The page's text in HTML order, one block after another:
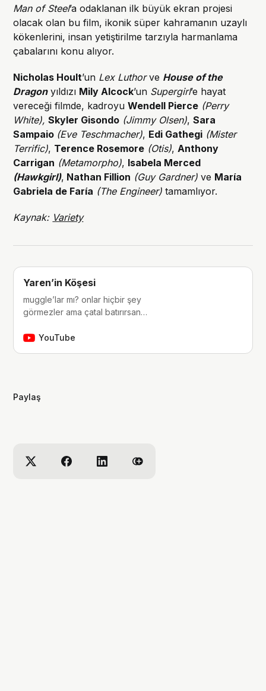
Man of Steel’a odaklanan ilk büyük ekran projesi
olacak olan bu film, ikonik süper kahramanın uzaylı
kökenlerini, insan yetiştirilme tarzıyla harmanlama
çabalarını konu alıyor.
Nicholas Hoult’un Lex Luthorve House of the
Dragonyıldızı Mily Alcock’un Supergirl’e hayat
vereceği filmde, kadroyu Wendell Pierce (Perry
White),Skyler Gisondo (Jimmy Olsen),Sara
Sampaio (Eve Teschmacher), Edi Gathegi (Mister
Terrific), Terence Rosemore (Otis),Anthony
Carrigan (Metamorpho), Isabela Merced
(Hawkgirl), Nathan Fillion (Guy Gardner) ve María
Gabriela de Faría (The Engineer) tamamlıyor.
Kaynak: Variety
Yaren’in Köşesi
muggle’lar mı? onlar hiçbir şey
görmezler ama çatal batırırsan
çocukluğumdan beri tutkunu olduğum
de bana eşlik etmek isterseniz,
YouTube
Paylaş